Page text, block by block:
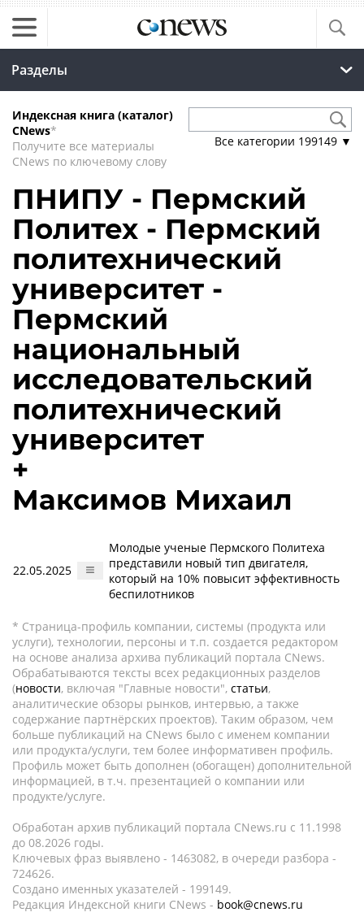
Разделы
Индексная книга (каталог)
CNews*
Получите все материалы
CNews по ключевому слову
Все категории 199149 ▼
ПНИПУ - Пермский
Политех - Пермский
политехнический
университет -
Пермский
национальный
исследовательский
политехнический
университет
+
Максимов Михаил
22.05.2025
Молодые ученые Пермского Политеха
представили новый тип двигателя,
который на 10% повысит эффективность
беспилотников
* Страница-профиль компании, системы (продукта или
услуги), технологии, персоны и т.п. создается редактором
на основе анализа архива публикаций портала CNews.
Обрабатываются тексты всех редакционных разделов
(новости, включая "Главные новости", статьи,
аналитические обзоры рынков, интервью, а также
содержание партнёрских проектов). Таким образом, чем
больше публикаций на CNews было с именем компании
или продукта/услуги, тем более информативен профиль.
Профиль может быть дополнен (обогащен) дополнительной
информацией, в т.ч. презентацией о компании или
продукте/услуге.
Обработан архив публикаций портала CNews.ru c 11.1998
до 08.2026 годы.
Ключевых фраз выявлено - 1463082, в очереди разбора -
724626.
Создано именных указателей - 199149.
Редакция Индексной книги CNews - book@cnews.ru